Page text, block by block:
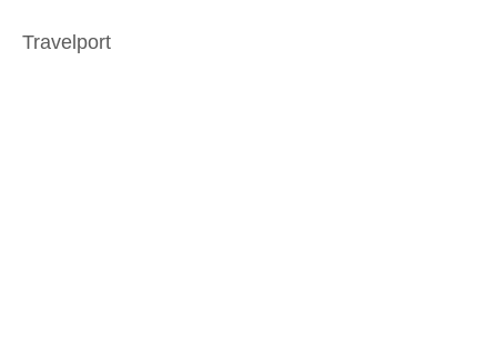
Travelport